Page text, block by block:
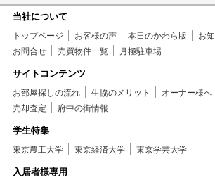
当社について
トップページ お客様の声 本日のかわら版 お
お問合せ
売買物件一覧 月極駐車場
サイトコンテンツ
お部屋探しの流れ 生協のメリット オーナー様へ
売却査定
府中の街情報
学生特集
東京農工大学 東京経済大学 東京学芸大学
入居者様専用